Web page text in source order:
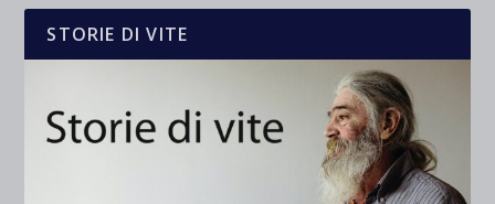
STORIE DI VITE